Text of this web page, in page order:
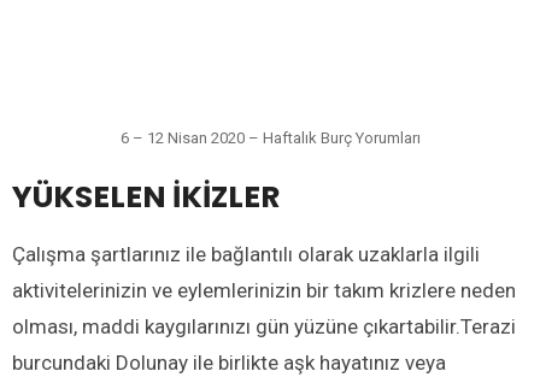
6 – 12 Nisan 2020 – Haftalık Burç Yorumları
YÜKSELEN İKİZLER
Çalışma şartlarınız ile bağlantılı olarak uzaklarla ilgili
aktivitelerinizin ve eylemlerinizin bir takım krizlere neden
olması, maddi kaygılarınızı gün yüzüne çıkartabilir.Terazi
burcundaki Dolunay ile birlikte aşk hayatınız veya